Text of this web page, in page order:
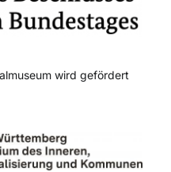
wird gefördert